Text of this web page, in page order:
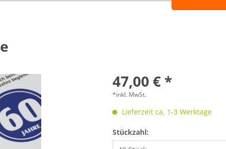
47,00 € *
*inkl. MwSt.
Lieferzeit ca. 1-3 Werktage
Stückzahl: